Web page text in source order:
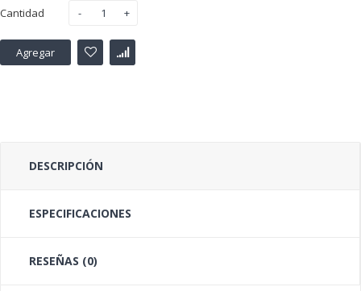
Cantidad
Agregar
DESCRIPCIÓN
ESPECIFICACIONES
RESEÑAS (0)